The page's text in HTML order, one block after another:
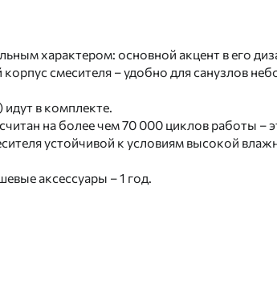
характером: основной акцент в его
смесителя – удобно для санузлов
в комплекте.
на более чем 70 000 циклов работы –
устойчивой к условиям высокой
аксессуары – 1 год.